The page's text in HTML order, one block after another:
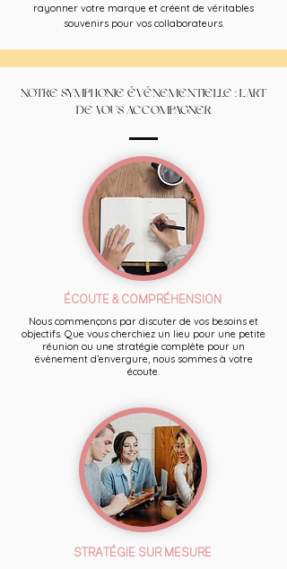
rayonner votre marque et créent de véritables
souvenirs pour vos collaborateurs.
NOTRE SYMPHONIE ÉVÉNEMENTIELLE : L'ART
DE VOUS ACCOMPAGNER
ÉCOUTE & COMPRÉHENSION
Nous commençons par discuter de vos besoins et
objectifs. Que vous cherchiez un lieu pour une petite
réunion ou une stratégie complète pour un
évènement d’envergure, nous sommes à votre
écoute.
STRATÉGIE SUR MESURE